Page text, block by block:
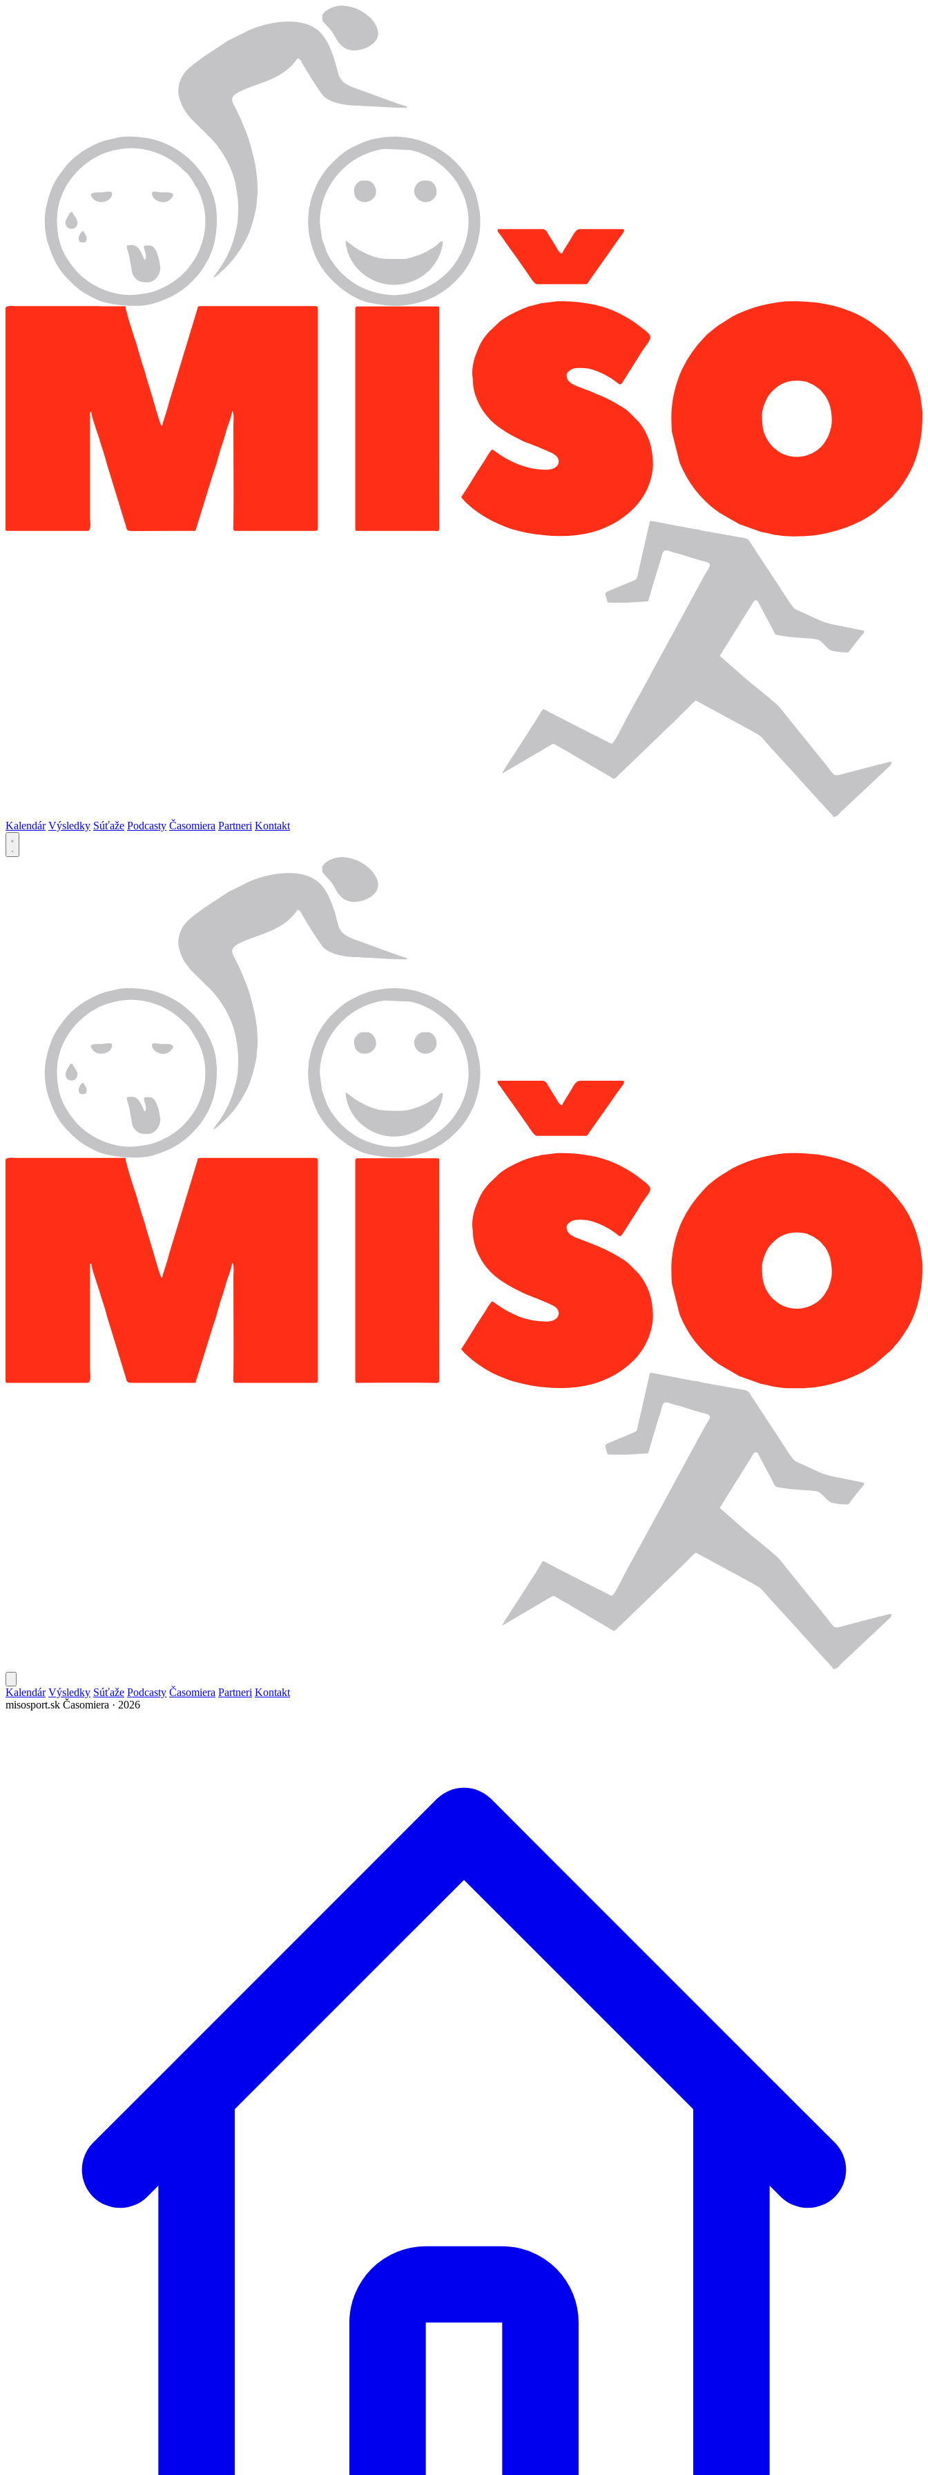
Kalendár Výsledky Súťaže Podcasty Časomiera Partneri Kontakt
Kalendár Výsledky Súťaže Podcasty Časomiera Partneri Kontakt
misosport.sk Časomiera · 2026